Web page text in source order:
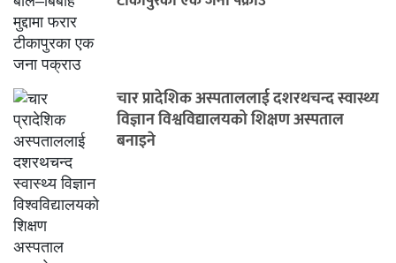
चार प्रादेशिक अस्पताललाई दशरथचन्द स्वास्थ्य
विज्ञान विश्वविद्यालयको शिक्षण अस्पताल
बनाइने